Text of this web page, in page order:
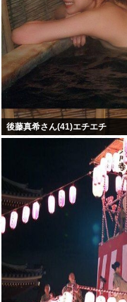
後藤真希さん(41)エチエチ